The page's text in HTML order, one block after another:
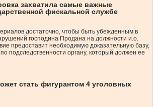
захватила самые важные
фискальной службе
достаточно, чтобы быть убежденным в
господина Продана на должности и.о.
предоставит необходимую доказательную базу,
подследственности органу, который должен ее
стать фигурантом 4 уголовных